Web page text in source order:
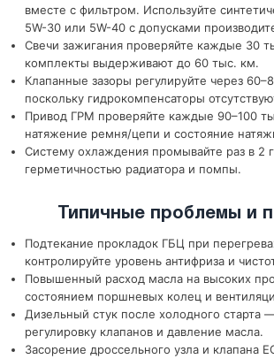
вместе с фильтром. Используйте
5W-30 или 5W-40 с допусками
Свечи зажигания проверяйте каждые 30
комплекты выдерживают до 60 тыс. км.
Клапанные зазоры регулируйте через
поскольку гидрокомпенсаторы
Привод ГРМ проверяйте каждые 90–100
натяжение ремня/цепи и состояние
Систему охлаждения промывайте раз в 2
герметичностью радиатора и помпы.
Типичные проблемы и
Подтекание прокладок ГБЦ при
контролируйте уровень антифриза и
Повышенный расход масла на высоких
состоянием поршневых колец и
Дизельный стук после холодного старта
регулировку клапанов и давление масла.
Засорение дроссельного узла и клапана